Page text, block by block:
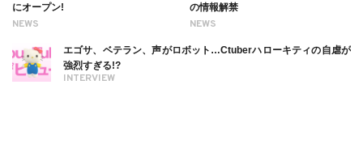
NEWS
にオープン!
NEWS
の情報解禁
INTERVIEW
エゴサ、ベテラン、声がロボット…Ctuberハローキティの自虐が
強烈すぎる!?